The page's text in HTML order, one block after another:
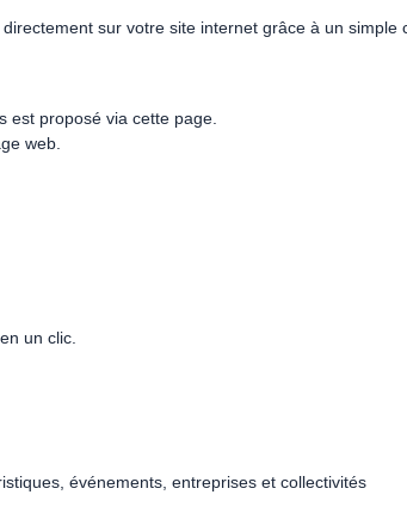
sur votre site internet grâce à un simple
est proposé via cette page.
web.
un clic.
événements, entreprises et collectivités